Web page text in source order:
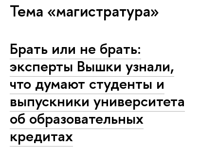
Тема «магистратура»
Брать или не брать:
эксперты Вышки узнали,
что думают студенты и
выпускники университета
об образовательных
кредитах